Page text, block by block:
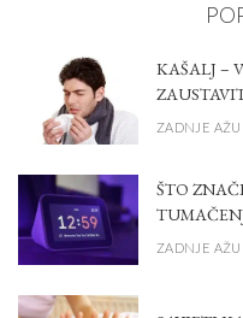
KAŠALJ –
ZADNJE
ŠTO
ZADNJE